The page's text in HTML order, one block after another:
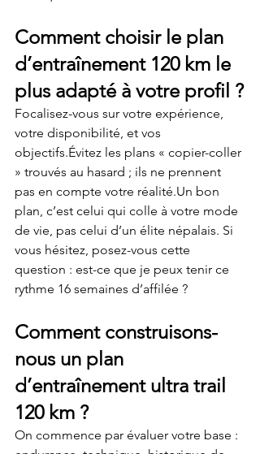
Comment choisir le plan
d’entraînement 120 km le
plus adapté à votre profil ?
Focalisez-vous sur votre expérience,
votre disponibilité, et vos
objectifs.Évitez les plans « copier-coller
» trouvés au hasard ; ils ne prennent
pas en compte votre réalité.Un bon
plan, c’est celui qui colle à votre mode
de vie, pas celui d’un élite népalais. Si
vous hésitez, posez-vous cette
question : est-ce que je peux tenir ce
rythme 16 semaines d’affilée ?
Comment construisons-
nous un plan
d’entraînement ultra trail
120 km ?
On commence par évaluer votre base :